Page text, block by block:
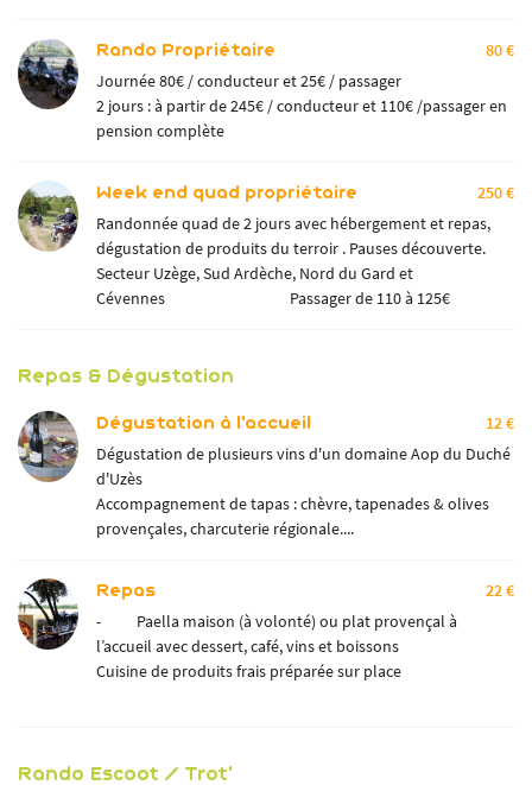
Rando Propriétaire
80 €
Journée 80€ / conducteur et 25€ / passager
2 jours : à partir de 245€ / conducteur et 110€ /passager en
pension complète
Week end quad propriétaire
250 €
Randonnée quad de 2 jours avec hébergement et repas,
dégustation de produits du terroir . Pauses découverte.
Secteur Uzège, Sud Ardèche, Nord du Gard et
Cévennes Passager de 110 à 125€
Repas & Dégustation
Dégustation à l'accueil
12 €
Dégustation de plusieurs vins d'un domaine Aop du Duché
d'Uzès
Accompagnement de tapas : chèvre, tapenades & olives
provençales, charcuterie régionale....
Repas
22 €
- Paella maison (à volonté) ou plat provençal à
l’accueil avec dessert, café, vins et boissons
Cuisine de produits frais préparée sur place
Rando Escoot / Trot'